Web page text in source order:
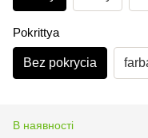
Pokrittya
Bez pokrycia
В наявності